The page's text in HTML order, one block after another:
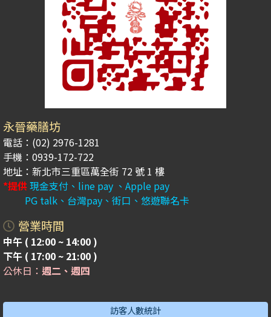
永晉藥膳坊
電話：(02) 2976-1281
手機：0939-172-722
地址：新北市三重區萬全街 72 號 1 樓
*提供現金支付、line pay 、Apple pay
PG talk、台灣pay、街口、悠遊聯名卡
營業時間
中午 ( 12:00 ~ 14:00 )
下午 ( 17:00 ~ 21:00 )
公休日： 週二、週四
訪客人數統計